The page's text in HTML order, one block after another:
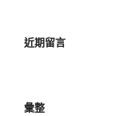
近期留言
彙整